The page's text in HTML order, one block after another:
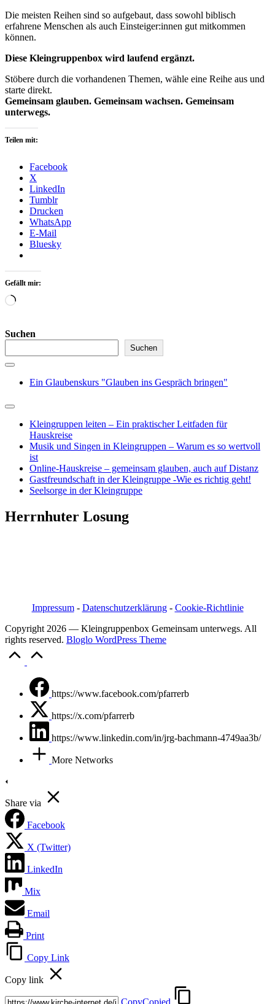
Die meisten Reihen sind so aufgebaut, dass sowohl biblisch
erfahrene Menschen als auch Einsteiger:innen gut mitkommen
können.
Diese Kleingruppenbox wird laufend ergänzt.
Stöbere durch die vorhandenen Themen, wähle eine Reihe aus und
starte direkt.
Gemeinsam glauben. Gemeinsam wachsen. Gemeinsam
unterwegs.
Teilen mit:
Facebook
X
LinkedIn
Tumblr
Drucken
WhatsApp
E-Mail
Bluesky
Gefällt mir:
Wird
Suchen
Suchen
Ein Glaubenskurs "Glauben ins Gespräch bringen"
Kleingruppen leiten – Ein praktischer Leitfaden für
Hauskreise
Musik und Singen in Kleingruppen – Warum es so wertvoll
ist
Online-Hauskreise – gemeinsam glauben, auch auf Distanz
Gastfreundschaft in der Kleingruppe -Wie es richtig geht!
Seelsorge in der Kleingruppe
Herrnhuter Losung
Impressum- Datenschutzerklärung- Cookie-Richtlinie
Copyright 2026 — Kleingruppenbox Gemeinsam unterwegs. All
rights reserved. Bloglo WordPress Theme
https://www.facebook.com/pfarrerb
https://x.com/pfarrerb
https://www.linkedin.com/in/jrg-bachmann-4749aa3b/
More Networks
Share via
Facebook
X (Twitter)
LinkedIn
Mix
Email
Print
Copy Link
Copy link
CopyCopied